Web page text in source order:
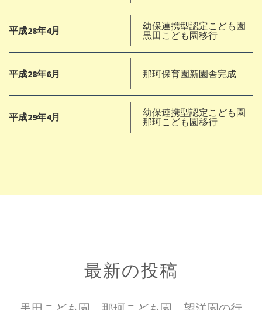
平成28年4月
幼保連携型認定こども園
黒田こども園移行
平成28年6月 那珂保育園新園舎完成
平成29年4月
幼保連携型認定こども園
那珂こども園移行
最新の投稿